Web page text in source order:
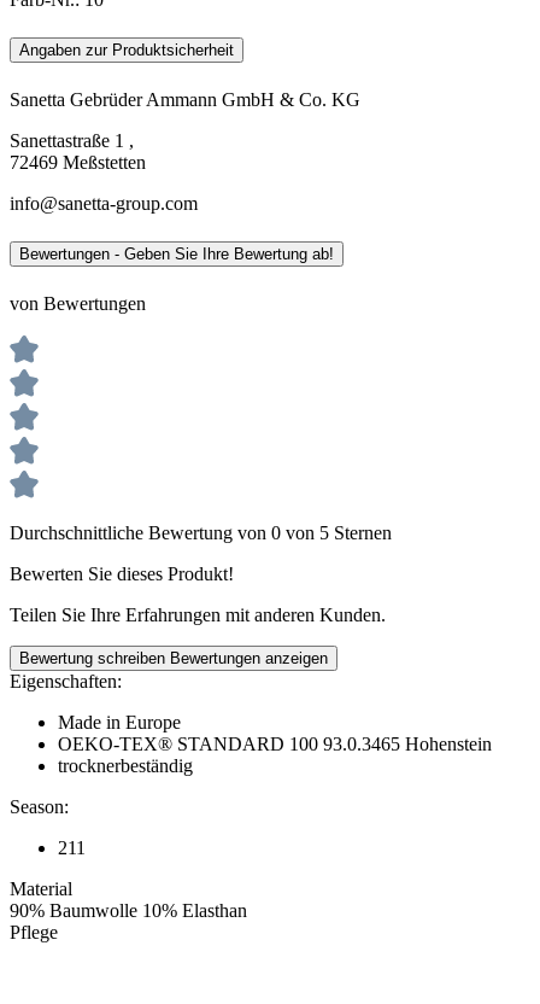
Angaben zur Produktsicherheit
Sanetta Gebrüder Ammann GmbH & Co. KG
Sanettastraße 1 ,
72469 Meßstetten
info@sanetta-group.com
Bewertungen - Geben Sie Ihre Bewertung ab!
von Bewertungen
Durchschnittliche Bewertung von 0 von 5 Sternen
Bewerten Sie dieses Produkt!
Teilen Sie Ihre Erfahrungen mit anderen Kunden.
Bewertung schreiben Bewertungen anzeigen
Eigenschaften:
Made in Europe
OEKO-TEX® STANDARD 100 93.0.3465 Hohenstein
trocknerbeständig
Season:
211
Material
90% Baumwolle 10% Elasthan
Pflege